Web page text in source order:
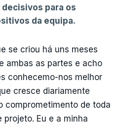
para os
da equipa.
se criou há uns meses
ambas as partes e acho
conhecemo-nos melhor
cresce diariamente
comprometimento de toda
Eu e a minha